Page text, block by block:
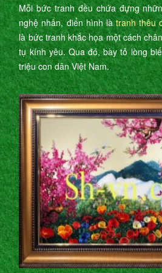
Mỗi bức tranh đều chứa đựng
nghệ nhân, điển hình làtranh thêu
là bức tranh khắc họa một cách
tụ kính yêu. Qua đó, bày tỏ lòng
triệu con dân Việt Nam.